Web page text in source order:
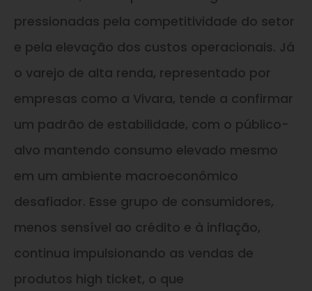
pressionadas pela competitividade do setor
e pela elevação dos custos operacionais. Já
o varejo de alta renda, representado por
empresas como a Vivara, tende a confirmar
um padrão de estabilidade, com o público-
alvo mantendo consumo elevado mesmo
em um ambiente macroeconômico
desafiador. Esse grupo de consumidores,
menos sensível ao crédito e à inflação,
continua impulsionando as vendas de
produtos high ticket, o que